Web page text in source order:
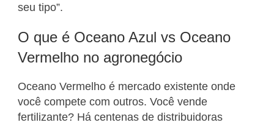
seu tipo”.
O que é Oceano Azul vs Oceano
Vermelho no agronegócio
Oceano Vermelho é mercado existente onde
você compete com outros. Você vende
fertilizante? Há centenas de distribuidoras